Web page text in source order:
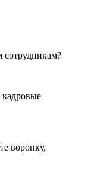
сотрудникам?
кадровые
воронку,